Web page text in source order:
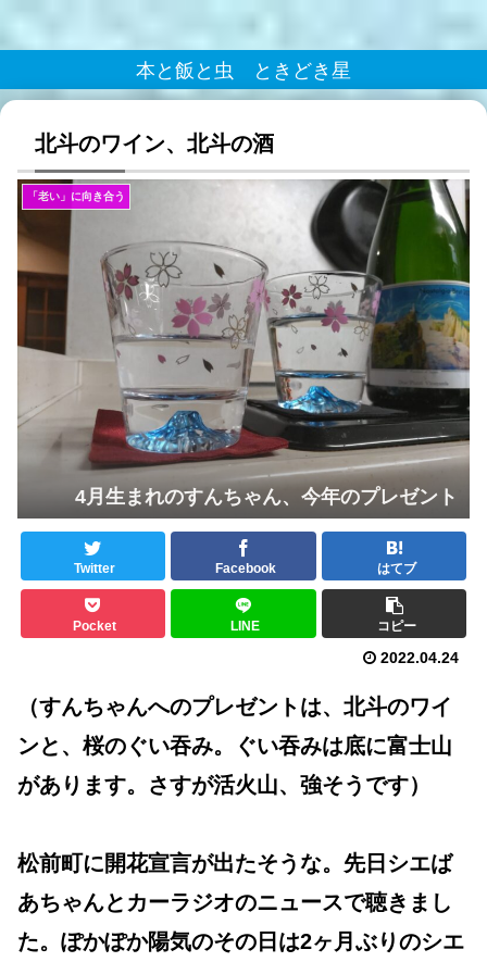
本と飯と虫 ときどき星
北斗のワイン、北斗の酒
「老い」に向き合う
4月生まれのすんちゃん、今年のプレゼント
Twitter Facebook はてブ
Pocket LINE コピー
2022.04.24
（すんちゃんへのプレゼントは、北斗のワイ
ンと、桜のぐい吞み。ぐい吞みは底に富士山
があります。さすが活火山、強そうです）
松前町に開花宣言が出たそうな。先日シエば
あちゃんとカーラジオのニュースで聴きまし
た。ぽかぽか陽気のその日は2ヶ月ぶりのシエ